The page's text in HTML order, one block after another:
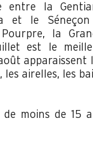
entre la
et le
la
est le
apparaissent
airelles, les
moins de 15